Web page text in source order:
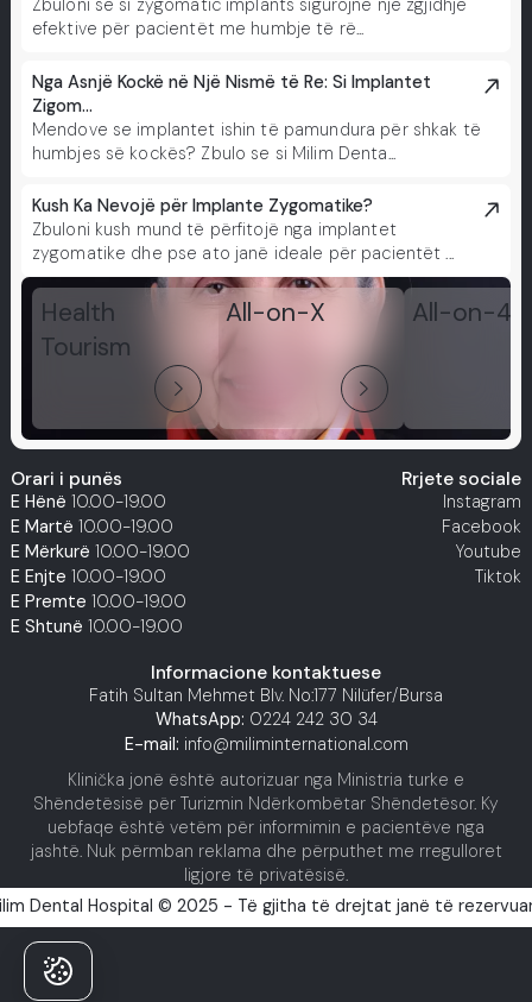
Zbuloni se si zygomatic implants sigurojnë një zgjidhje
efektive për pacientët me humbje të rë...
Nga Asnjë Kockë në Një Nismë të Re: Si Implantet
Zigom...
Mendove se implantet ishin të pamundura për shkak të
humbjes së kockës? Zbulo se si Milim Denta...
Kush Ka Nevojë për Implante Zygomatike?
Zbuloni kush mund të përfitojë nga implantet
zygomatike dhe pse ato janë ideale për pacientët ...
Health
Tourism
arrow_forward_ios
All-on-X
arrow_forward_ios
All-on-4
Orari i punës
E Hënë 10.00-19.00
E Martë 10.00-19.00
E Mërkurë 10.00-19.00
E Enjte 10.00-19.00
E Premte 10.00-19.00
E Shtunë 10.00-19.00
Rrjete sociale
Instagram
Facebook
Youtube
Tiktok
Informacione kontaktuese
Fatih Sultan Mehmet Blv. No:177 Nilüfer/Bursa
WhatsApp: 0224 242 30 34
E-mail: info@miliminternational.com
Klinička jonë është autorizuar nga Ministria turke e
Shëndetësisë për Turizmin Ndërkombëtar Shëndetësor. Ky
uebfaqe është vetëm për informimin e pacientëve nga
jashtë. Nuk përmban reklama dhe përputhet me rregulloret
ligjore të privatësisë.
Dental Hospital © 2025 - Të gjitha të drejtat janë të